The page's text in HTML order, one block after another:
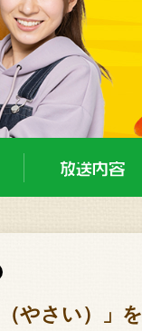
やさい）」を